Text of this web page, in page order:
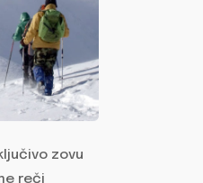
zovu
reči